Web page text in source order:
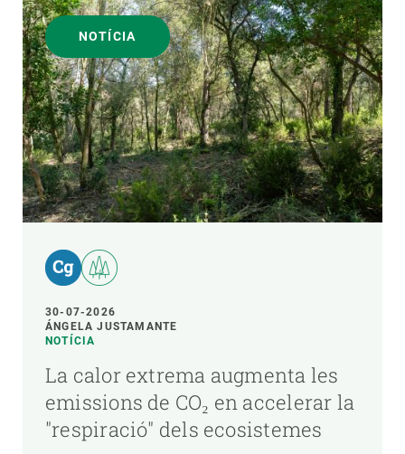
NOTÍCIA
30-07-2026
ÁNGELA JUSTAMANTE
NOTÍCIA
La calor extrema augmenta les
emissions de CO₂ en accelerar la
"respiració" dels ecosistemes